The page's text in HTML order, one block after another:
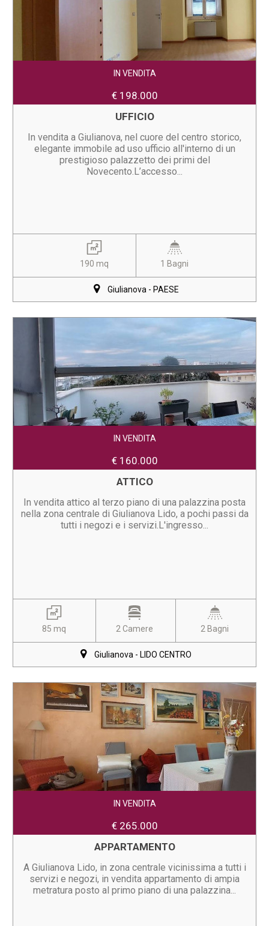
IN VENDITA
€ 198.000
UFFICIO
In vendita a Giulianova, nel cuore del centro storico,
elegante immobile ad uso ufficio all'interno di un
prestigioso palazzetto dei primi del
Novecento.L’accesso...
190 mq 1 Bagni
Giulianova - PAESE
IN VENDITA
€ 160.000
ATTICO
In vendita attico al terzo piano di una palazzina posta
nella zona centrale di Giulianova Lido, a pochi passi da
tutti i negozi e i servizi.L'ingresso...
85 mq 2 Camere 2 Bagni
Giulianova - LIDO CENTRO
IN VENDITA
€ 265.000
APPARTAMENTO
A Giulianova Lido, in zona centrale vicinissima a tutti i
servizi e negozi, in vendita appartamento di ampia
metratura posto al primo piano di una palazzina...